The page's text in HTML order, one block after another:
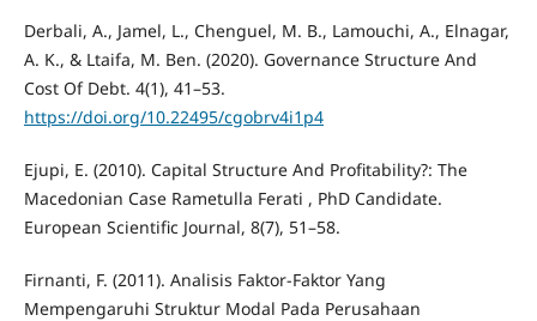
Derbali, A., Jamel, L., Chenguel, M. B., Lamouchi, A., Elnagar,
A. K., & Ltaifa, M. Ben. (2020). Governance Structure And
Cost Of Debt. 4(1), 41–53.
https://doi.org/10.22495/cgobrv4i1p4
Ejupi, E. (2010). Capital Structure And Profitability?: The
Macedonian Case Rametulla Ferati , PhD Candidate.
European Scientific Journal, 8(7), 51–58.
Firnanti, F. (2011). Analisis Faktor-Faktor Yang
Mempengaruhi Struktur Modal Pada Perusahaan